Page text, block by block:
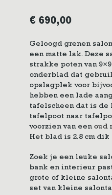
€ 690,00
Geloogd grenen
een matte lak. Deze
strakke poten van
onderblad dat
opslagplek voor
hebben een lade
tafelscheen dat is de
tafelpoot naar
voorzien van een oud
Het blad is 2.8 cm
Zoek je een leuke
bank en interieur
grote of kleine
set van kleine